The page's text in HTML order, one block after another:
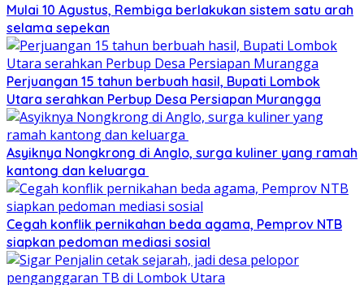
Mulai 10 Agustus, Rembiga berlakukan sistem satu arah
selama sepekan
Perjuangan 15 tahun berbuah hasil, Bupati Lombok
Utara serahkan Perbup Desa Persiapan Murangga
Asyiknya Nongkrong di Anglo, surga kuliner yang ramah
kantong dan keluarga
Cegah konflik pernikahan beda agama, Pemprov NTB
siapkan pedoman mediasi sosial